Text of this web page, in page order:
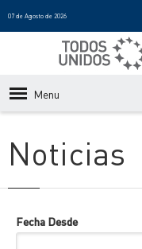
07 de Agosto de 2026
Menu
Noticias
Fecha Desde